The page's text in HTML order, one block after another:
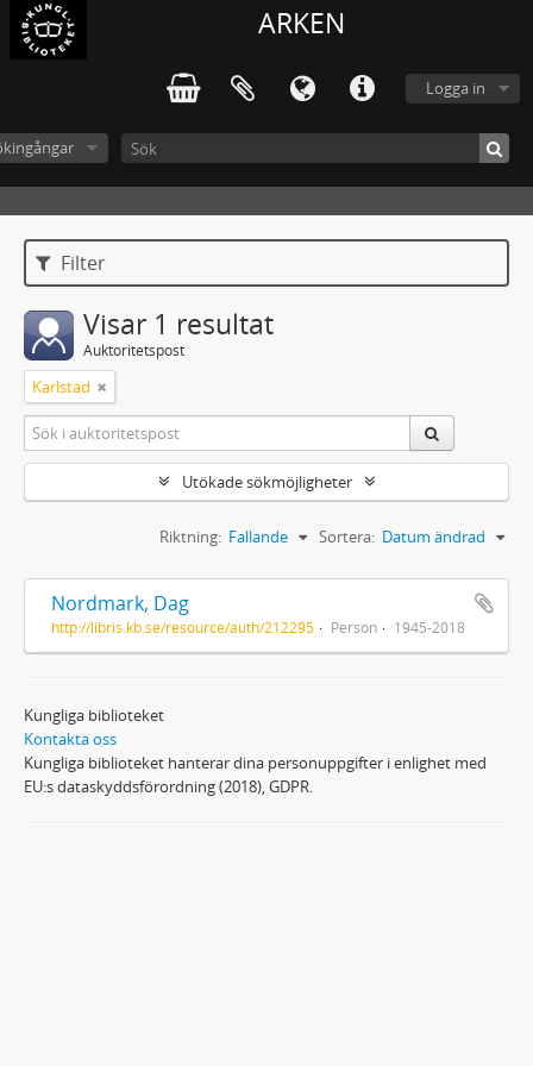
ARKEN
Logga in
Filter
Visar 1 resultat
Auktoritetspost
Karlstad
Utökade sökmöjligheter
Sortera: Datum ändrad
Riktning: Fallande
Nordmark, Dag
http://libris.kb.se/resource/auth/212295 Person 1945-2018
Kungliga biblioteket
Kontakta oss
Kungliga biblioteket hanterar dina personuppgifter i enlighet med
EU:s dataskyddsförordning (2018), GDPR.